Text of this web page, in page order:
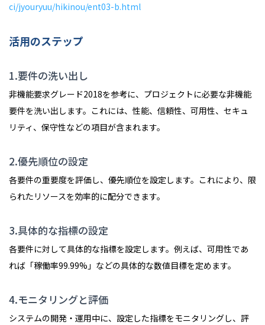
ci/jyouryuu/hikinou/ent03-b.html
活用のステップ
1.要件の洗い出し
非機能要求グレード2018を参考に、プロジェクトに必要な非機能
要件を洗い出します。これには、性能、信頼性、可用性、セキュ
リティ、保守性などの項目が含まれます。
2.優先順位の設定
各要件の重要度を評価し、優先順位を設定します。これにより、限
られたリソースを効率的に配分できます。
3.具体的な指標の設定
各要件に対して具体的な指標を設定します。例えば、可用性であ
れば「稼働率99.99%」などの具体的な数値目標を定めます。
4.モニタリングと評価
システムの開発・運用中に、設定した指標をモニタリングし、評